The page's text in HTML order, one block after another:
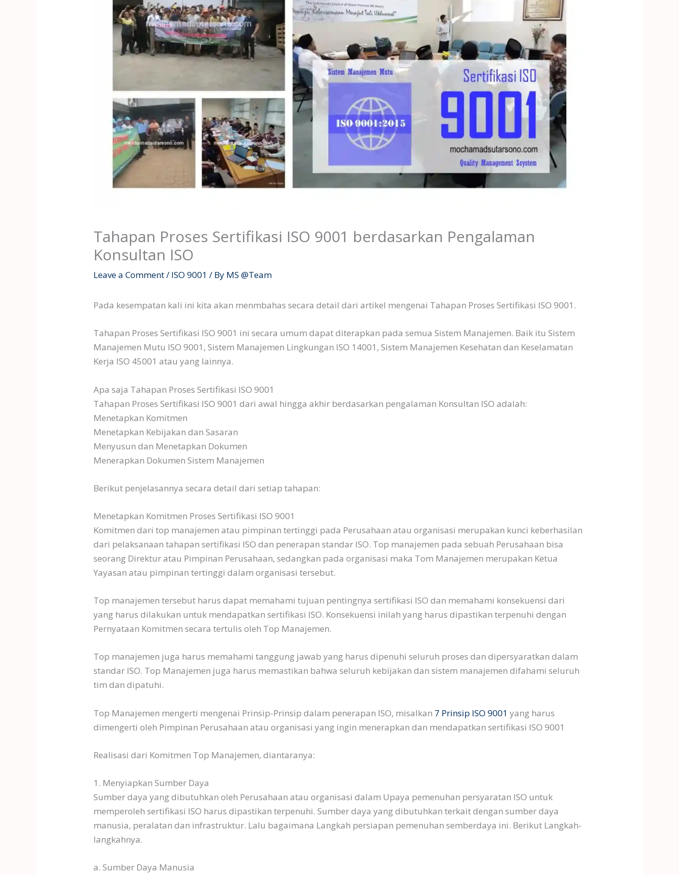
Tahapan Proses Sertifikasi ISO 9001 berdasarkan Pengalaman
Konsultan ISO
Leave a Comment/ ISO 9001 / By MS @Team
Pada kesempatan kali ini kita akan menmbahas secara detail dari artikel mengenai Tahapan Proses Sertifikasi ISO 9001.
Tahapan Proses Sertifikasi ISO 9001 ini secara umum dapat diterapkan pada semua Sistem Manajemen. Baik itu Sistem
Manajemen Mutu ISO 9001, Sistem Manajemen Lingkungan ISO 14001, Sistem Manajemen Kesehatan dan Keselamatan
Kerja ISO 45001 atau yang lainnya.
Apa saja Tahapan Proses Sertifikasi ISO 9001
Tahapan Proses Sertifikasi ISO 9001 dari awal hingga akhir berdasarkan pengalaman Konsultan ISO adalah:
Menetapkan Komitmen
Menetapkan Kebijakan dan Sasaran
Menyusun dan Menetapkan Dokumen
Menerapkan Dokumen Sistem Manajemen
Berikut penjelasannya secara detail dari setiap tahapan:
Menetapkan Komitmen Proses Sertifikasi ISO 9001
Komitmen dari top manajemen atau pimpinan tertinggi pada Perusahaan atau organisasi merupakan kunci keberhasilan
dari pelaksanaan tahapan sertifikasi ISO dan penerapan standar ISO. Top manajemen pada sebuah Perusahaan bisa
seorang Direktur atau Pimpinan Perusahaan, sedangkan pada organisasi maka Tom Manajemen merupakan Ketua
Yayasan atau pimpinan tertinggi dalam organisasi tersebut.
Top manajemen tersebut harus dapat memahami tujuan pentingnya sertifikasi ISO dan memahami konsekuensi dari
yang harus dilakukan untuk mendapatkan sertifikasi ISO. Konsekuensi inilah yang harus dipastikan terpenuhi dengan
Pernyataan Komitmen secara tertulis oleh Top Manajemen.
Top manajemen juga harus memahami tanggung jawab yang harus dipenuhi seluruh proses dan dipersyaratkan dalam
standar ISO. Top Manajemen juga harus memastikan bahwa seluruh kebijakan dan sistem manajemen difahami seluruh
tim dan dipatuhi.
Top Manajemen mengerti mengenai Prinsip-Prinsip dalam penerapan ISO, misalkan 7 Prinsip ISO 9001 yang harus
dimengerti oleh Pimpinan Perusahaan atau organisasi yang ingin menerapkan dan mendapatkan sertifikasi ISO 9001
Realisasi dari Komitmen Top Manajemen, diantaranya:
1. Menyiapkan Sumber Daya
Sumber daya yang dibutuhkan oleh Perusahaan atau organisasi dalam Upaya pemenuhan persyaratan ISO untuk
memperoleh sertifikasi ISO harus dipastikan terpenuhi. Sumber daya yang dibutuhkan terkait dengan sumber daya
manusia, peralatan dan infrastruktur. Lalu bagaimana Langkah persiapan pemenuhan semberdaya ini. Berikut Langkah-
langkahnya.
a. Sumber Daya Manusia